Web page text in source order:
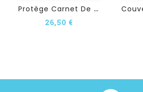
P
Rotège Carnet De Santé...
26,50 €